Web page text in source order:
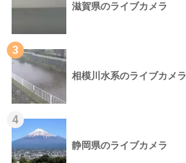
滋賀県のライブカメラ
3
相模川水系のライブカメラ
4
静岡県のライブカメラ